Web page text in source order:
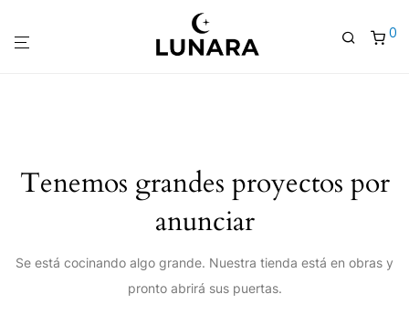
0
Tenemos grandes proyectos por
anunciar
Se está cocinando algo grande. Nuestra tienda está en obras y
pronto abrirá sus puertas.